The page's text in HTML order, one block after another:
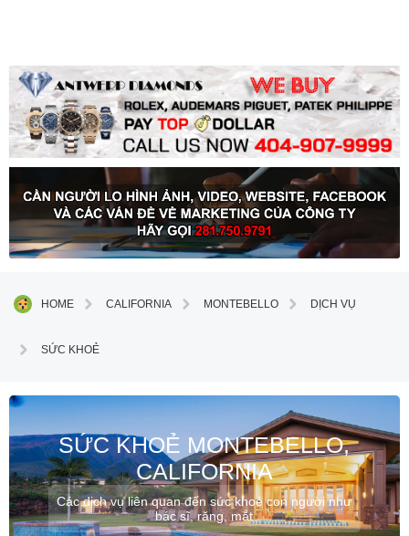
HOME CALIFORNIA MONTEBELLO DỊCH VỤ
SỨC KHOẺ
SỨC KHOẺ MONTEBELLO,
CALIFORNIA
Các dịch vụ liên quan đến sức khoẻ con người như
bác sĩ, răng, mắt